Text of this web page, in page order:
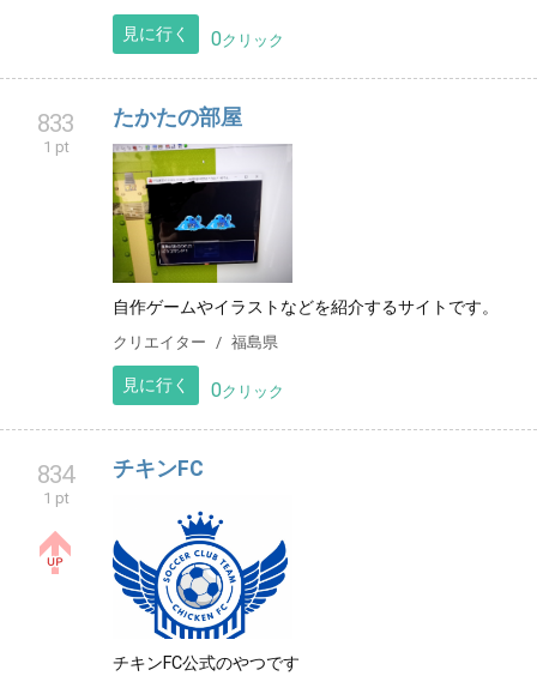
見に行く 0クリック
833
1 pt
たかたの部屋
自作ゲームやイラストなどを紹介するサイトです。
クリエイター 福島県
見に行く 0クリック
834
1 pt
チキンFC
チキンFC公式のやつです